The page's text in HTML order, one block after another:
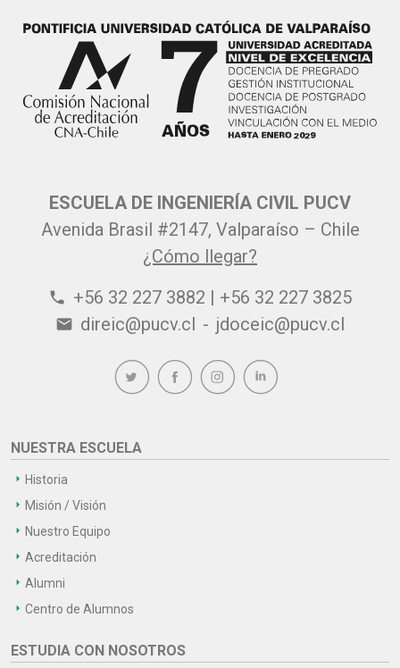
ESCUELA DE INGENIERÍA CIVIL PUCV
Avenida Brasil #2147, Valparaíso – Chile
¿Cómo llegar?
phone +56 32 227 3882 | +56 32 227 3825
email direic@pucv.cl - jdoceic@pucv.cl
NUESTRA ESCUELA
Historia
Misión / Visión
Nuestro Equipo
Acreditación
Alumni
Centro de Alumnos
ESTUDIA CON NOSOTROS